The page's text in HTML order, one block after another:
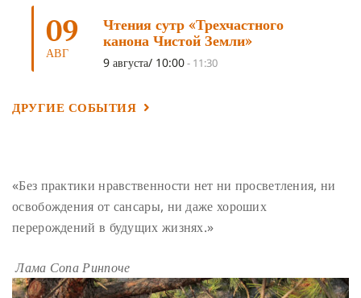
ТРЕНИРОВКА УМА МОНАШЕСТВО
ПРЕДВАРИТЕЛЬНЫЕ ПРАКТИКИ(3) МУДРОСТЬ
ЧОКОР ДЮЧЕН (3)
ПРОИСХОЖДЕНИЯ(2)
ПАМЯТКА ПРАДЖНЯПАРАМИТА (2)
ЧЕТЫРЕ БЕЗМЕРНЫХ(2)
09
АВГ
Чтения сутр «Трехчастного
канона Чистой Земли»
9 августа/ 10:00- 11:30
ДРУГИЕ СОБЫТИЯ
«Без практики нравственности нет ни просветления, ни
освобождения от сансары, ни даже хороших
перерождений в будущих жизнях.»
Лама Сопа Ринпоче